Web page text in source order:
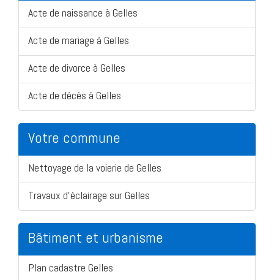
Acte de naissance à Gelles
Acte de mariage à Gelles
Acte de divorce à Gelles
Acte de décès à Gelles
Votre commune
Nettoyage de la voierie de Gelles
Travaux d'éclairage sur Gelles
Bâtiment et urbanisme
Plan cadastre Gelles